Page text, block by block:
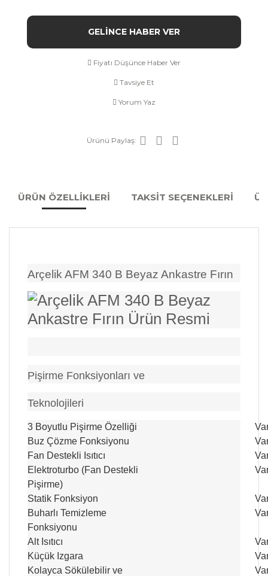
GELİNCE HABER VER
Fiyatı Düşünce Haber Ver
Tavsiye Et
Yorum Yaz
Ürünü Paylaş:
ÜRÜN ÖZELLİKLERİ TAKSİT SEÇENEKLERİ
Arçelik AFM 340 B Beyaz Ankastre Fırın
Pişirme Fonksiyonları ve
Teknolojileri
3 Boyutlu Pişirme Özelliği
Buz Çözme Fonksiyonu
Fan Destekli Isıtıcı
Elektroturbo (Fan Destekli
Pişirme)
Statik Fonksiyon
Buharlı Temizleme
Fonksiyonu
Alt Isıtıcı
Küçük Izgara
Kolayca Sökülebilir ve